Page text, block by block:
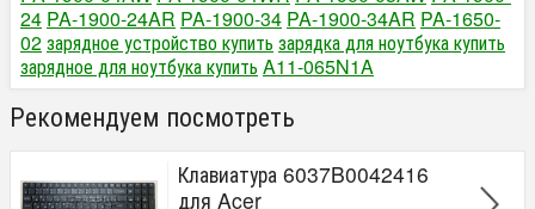
24 PA-1900-24AR PA-1900-34 PA-1900-34AR PA-1650-
02зарядное устройство купить зарядка для ноутбука купить
зарядное для ноутбука купить A11-065N1A
Рекомендуем посмотреть
Клавиатура 6037B0042416
для Acer